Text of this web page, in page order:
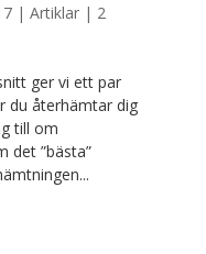
| Artiklar| 2
ger vi ett par
du återhämtar dig
till om
det ”bästa”